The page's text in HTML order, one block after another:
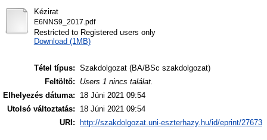
Kézirat
E6NNS9_2017.pdf
Restricted to Registered users only
Download (1MB)
Tétel típus: Szakdolgozat (BA/BSc szakdolgozat)
Feltöltő:
Users 1 nincs találat.
Elhelyezés dátuma:
18 Júni 2021 09:54
Utolsó változtatás:
18 Júni 2021 09:54
URI:
http://szakdolgozat.uni-eszterhazy.hu/id/eprint/27673